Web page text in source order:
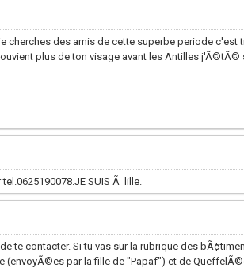
cherches des amis de cette superbe periode c'est
plus de ton visage avant les Antilles
SUIS Ã lille.
te contacter. Si tu vas sur la rubrique des
(envoyÃ©es par la fille de "Papaf") et de